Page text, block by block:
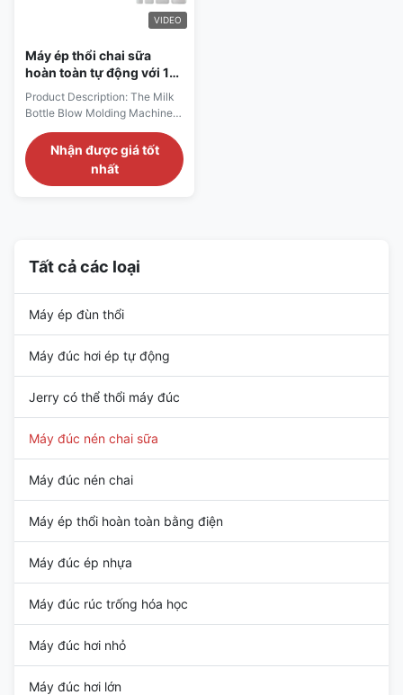
VIDEO
Máy ép thổi chai sữa
hoàn toàn tự động với 1-4
khuôn và kích thước
khuôn 500x550 Mm
Product Description: The Milk
Bottle Blow Molding Machine is
equipment designed
specifically for the efficient and
high-quality production of milk
modern dairy and ...
Nhận được giá tốt
nhất
Tất cả các loại
Máy ép đùn thổi
Máy đúc hơi ép tự động
Jerry có thể thổi máy đúc
Máy đúc nén chai sữa
Máy đúc nén chai
Máy ép thổi hoàn toàn bằng điện
Máy đúc ép nhựa
Máy đúc rúc trống hóa học
Máy đúc hơi nhỏ
Máy đúc hơi lớn